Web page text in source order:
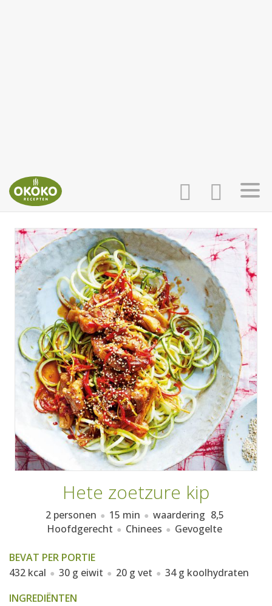
INLOGGEN
AANMELDEN
HOME
RECEPTEN
WEEKMENU'S
KOOKBOEKEN
Hete zoetzure kip
2 personen 15 min waardering 8,5
Hoofdgerecht
Chinees Gevogelte
BEVAT PER PORTIE
432 kcal
30 g eiwit 20 g vet
34 g koolhydraten
INGREDIËNTEN